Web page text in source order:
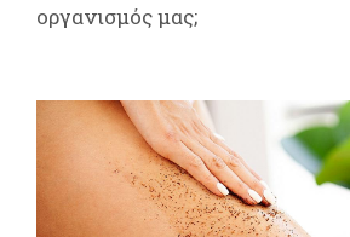
οργανισμός μας;